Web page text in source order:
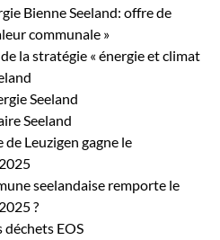
Bienne Seeland: offre de
communale »
la stratégie « énergie et climat
Seeland
Seeland
de Leuzigen gagne le
seelandaise remporte le
?
EOS